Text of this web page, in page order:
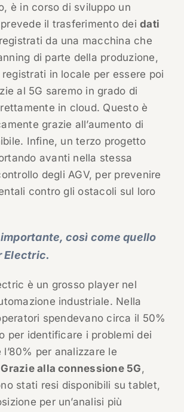
è in corso di sviluppo un
il trasferimento deidati
registrati da una macchina che
di parte della produzione,
in locale per essere poi
al 5G saremo in grado di
in cloud. Questo è
grazie all’aumento di
Infine, un terzo progetto
avanti nella stessa
degli AGV, per prevenire
contro gli ostacoli sul loro
così come quello
Electric.
è un grosso player nel
industriale. Nella
spendevano circa il 50%
per identificare i problemi dei
per analizzare le
Grazie alla connessione 5G,
stati resi disponibili su tablet,
per un’analisi più